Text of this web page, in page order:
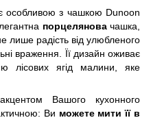
особливою з чашкою Dunoon
порцеляновачашка,
радість від улюбленого
враження. Її дизайн оживає
лісових ягід малини, яке
Вашого кухонного
Ви можете мити її в